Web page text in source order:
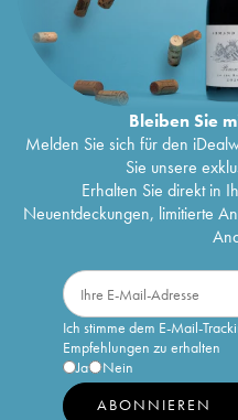
Bleiben Sie
Melden Sie sich für den
Sie unsere
Erhalten Sie direkt in
Neuentdeckungen, limitierte
Ich stimme dem E-Mail-
Empfehlungen zu erhalten
Ja
Nein
ABONNIEREN